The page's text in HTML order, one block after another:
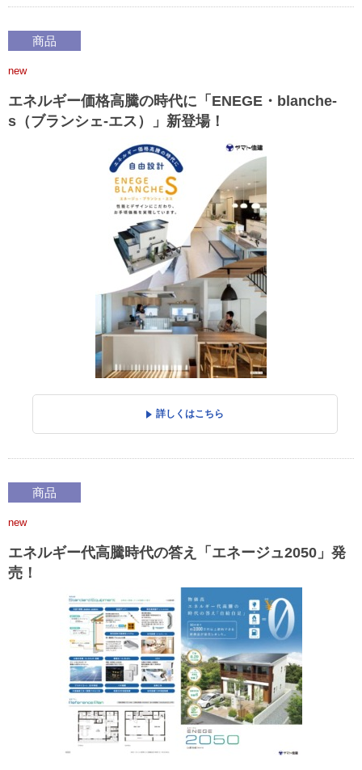
商品
new
エネルギー価格高騰の時代に「ENEGE・blanche-
s（ブランシェ-エス）」新登場！
詳しくはこちら
商品
new
エネルギー代高騰時代の答え「エネージュ2050」発
売！